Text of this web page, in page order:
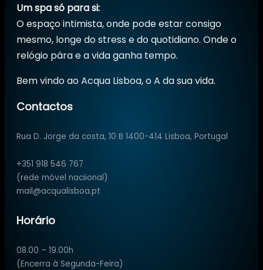
Um spa só para si:
O espaço intimista, onde pode estar consigo
mesmo, longe do stress e do quotidiano. Onde o
relógio pára e a vida ganha tempo.
Bem vindo ao Acqua Lisboa, o A da sua vida.
Contactos
Rua D. Jorge da costa, 10 B 1400-414 Lisboa, Portugal
+351 918 546 767
(rede móvel naciional)
mail@acqualisboa.pt
Horário
08.00 – 19.00h
(Encerra à Segunda-Feira)